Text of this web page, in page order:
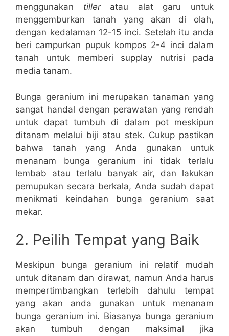
menggunakan tilleratau alat garu untuk
menggemburkan tanah yang akan di olah,
dengan kedalaman 12-15 inci. Setelah itu anda
beri campurkan pupuk kompos 2-4 inci dalam
tanah untuk memberi supplay nutrisi pada
media tanam.
Bunga geranium ini merupakan tanaman yang
sangat handal dengan perawatan yang rendah
untuk dapat tumbuh di dalam pot meskipun
ditanam melalui biji atau stek. Cukup pastikan
bahwa tanah yang Anda gunakan untuk
menanam bunga geranium ini tidak terlalu
lembab atau terlalu banyak air, dan lakukan
pemupukan secara berkala, Anda sudah dapat
menikmati keindahan bunga geranium saat
mekar.
2. Peilih Tempat yang Baik
Meskipun bunga geranium ini relatif mudah
untuk ditanam dan dirawat, namun Anda harus
mempertimbangkan terlebih dahulu tempat
yang akan anda gunakan untuk menanam
bunga geranium ini. Biasanya bunga geranium
akan tumbuh dengan maksimal jika